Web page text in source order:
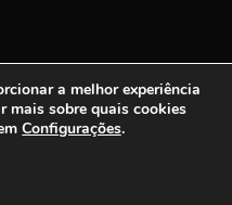
a melhor experiência
mais sobre quais cookies
Configurações.